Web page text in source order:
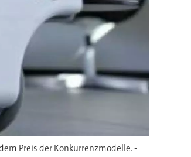
Preis der Konkurrenzmodelle. -